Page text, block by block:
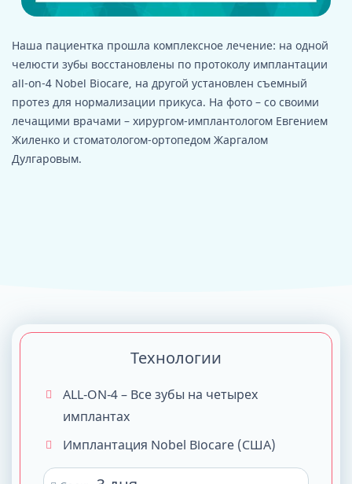
Наша пациентка прошла комплексное лечение: на одной
челюсти зубы восстановлены по протоколу имплантации
all-on-4 Nobel Biocare, на другой установлен съемный
протез для нормализации прикуса. На фото – со своими
лечащими врачами – хирургом-имплантологом Евгением
Жиленко и стоматологом-ортопедом Жаргалом
Дулгаровым.
Технологии
ALL-ON-4 – Все зубы на четырех
имплантах
Имплантация Nobel Biocare (США)